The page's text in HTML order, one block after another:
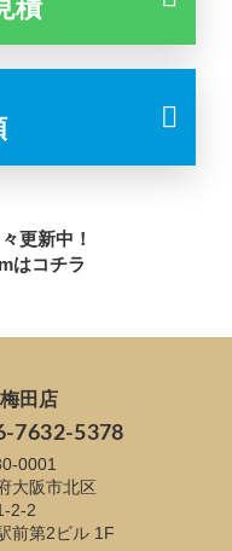
積
更新中！
はコチラ
田店
7632-5378
0001
大阪市北区
2-2
前第2ビル 1F